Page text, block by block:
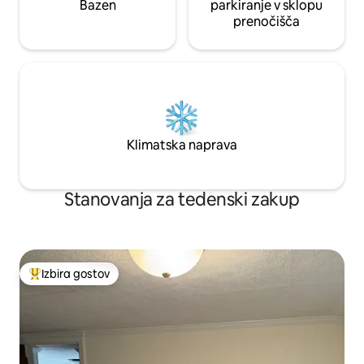
Bazen
parkiranje v sklopu
prenočišča
Klimatska naprava
Stanovanja za tedenski zakup
Najbolj priljubljena prenočišča z značko »Izbira gostov«
Izbira gostov